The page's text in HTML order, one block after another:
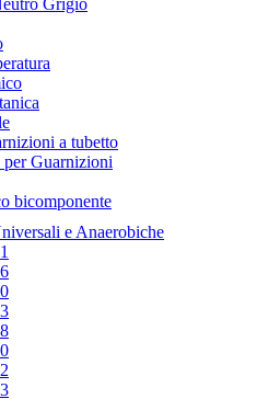
a tubetto
per Guarnizioni
bicomponente
e Anaerobiche